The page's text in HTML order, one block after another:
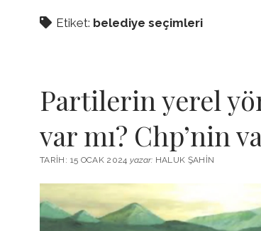
Etiket: belediye seçimleri
Partilerin yerel
var mı? Chp’nin
TARIH: 15 OCAK 2024yazar: HALUK ŞAHIN